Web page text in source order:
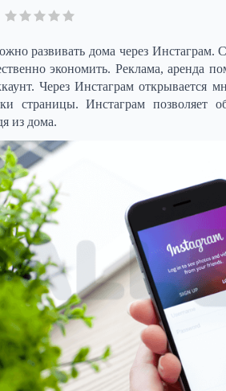
развивать дома через
экономить. Реклама, аренда
Через Инстаграм
страницы. Инстаграм
из дома.